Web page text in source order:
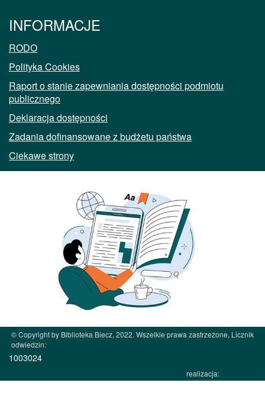
INFORMACJE
RODO
Polityka Cookies
Raport o stanie zapewniania dostępności podmiotu
publicznego
Deklaracja dostępności
Zadania dofinansowane z budżetu państwa
Ciekawe strony
© Copyright by Biblioteka Biecz, 2022. Wszelkie prawa zastrzeżone, Licznik
odwiedzin:
1003024
realizacja: